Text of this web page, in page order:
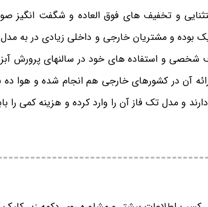
و تخفیف های فوق العاده و شگفت انگیز
بوده و مشتریان خارجی و داخلی زیادی در به
شخصی و استفاده های خود در سالنهای پرورش
آن در کشورهای خارجی هم انجام شده و هوا ده
و مدل تک فاز آن را وارد کرده و هزینه کمی را